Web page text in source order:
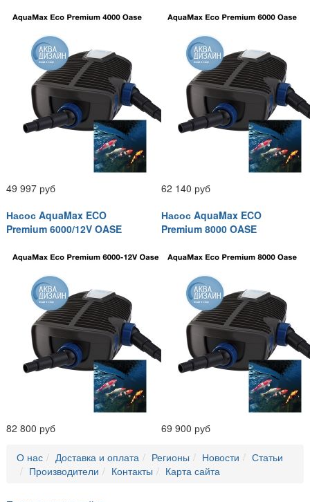
49 997 руб
62 140 руб
Насос AquaMax ECO
Premium 6000/12V OASE
82 800 руб
Насос AquaMax ECO
Premium 8000 OASE
69 900 руб
О нас Доставка и оплата Регионы Новости
Статьи
Производители
Контакты Карта сайта